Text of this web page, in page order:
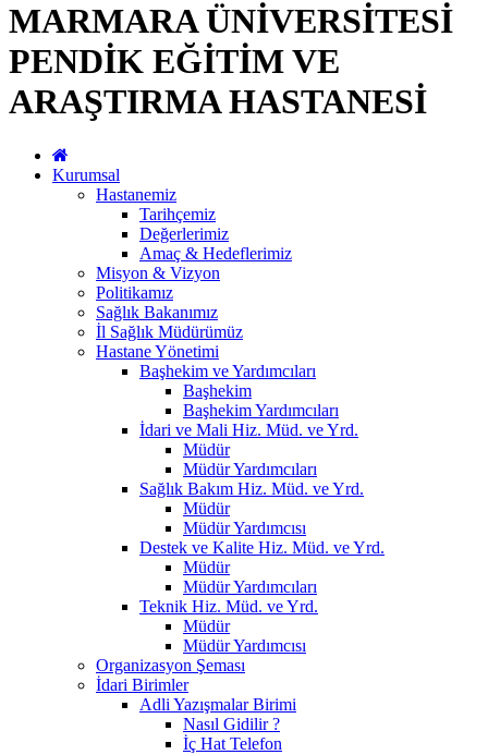
MARMARA ÜNİVERSİTESİ
PENDİK EĞİTİM VE
ARAŞTIRMA HASTANESİ
Kurumsal
Hastanemiz
Tarihçemiz
Değerlerimiz
Amaç & Hedeflerimiz
Misyon & Vizyon
Politikamız
Sağlık Bakanımız
İl Sağlık Müdürümüz
Hastane Yönetimi
Başhekim ve Yardımcıları
Başhekim
Başhekim Yardımcıları
İdari ve Mali Hiz. Müd. ve Yrd.
Müdür
Müdür Yardımcıları
Sağlık Bakım Hiz. Müd. ve Yrd.
Müdür
Müdür Yardımcısı
Destek ve Kalite Hiz. Müd. ve Yrd.
Müdür
Müdür Yardımcıları
Teknik Hiz. Müd. ve Yrd.
Müdür
Müdür Yardımcısı
Organizasyon Şeması
İdari Birimler
Adli Yazışmalar Birimi
Nasıl Gidilir ?
İç Hat Telefon